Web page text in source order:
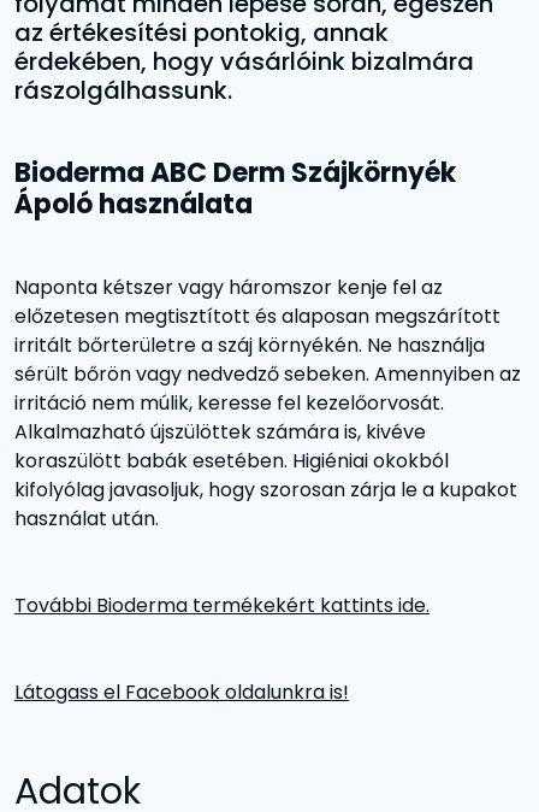
az értékesítési pontokig, annak
érdekében, hogy vásárlóink bizalmára
rászolgálhassunk.
Bioderma ABC Derm Szájkörnyék
Ápoló használata
Naponta kétszer vagy háromszor kenje fel az
előzetesen megtisztított és alaposan megszárított
irritált bőrterületre a száj környékén. Ne használja
sérült bőrön vagy nedvedző sebeken. Amennyiben az
irritáció nem múlik, keresse fel kezelőorvosát.
Alkalmazható újszülöttek számára is, kivéve
koraszülött babák esetében. Higiéniai okokból
kifolyólag javasoljuk, hogy szorosan zárja le a kupakot
használat után.
További Bioderma termékekért kattints ide.
Látogass el Facebook oldalunkra is!
Adatok